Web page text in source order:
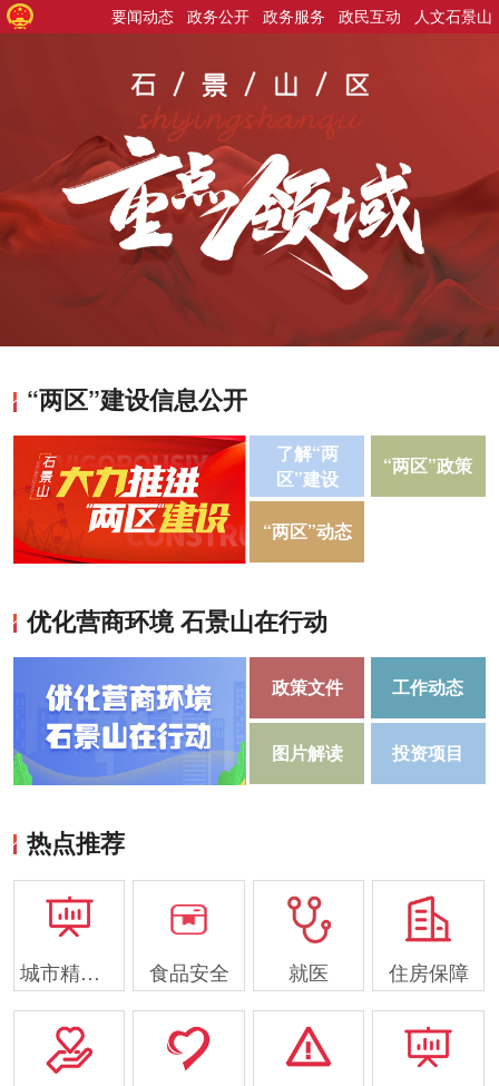
人文石景山
政民互动
政务服务
政务公开
要闻动态
“两区”建设信息公开
了解“两
区”建设
“两区”政策
“两区”动态
优化营商环境 石景山在行动
政策文件 工作动态
图片解读 投资项目
热点推荐
城市精细化管理 食品安全 就医 住房保障